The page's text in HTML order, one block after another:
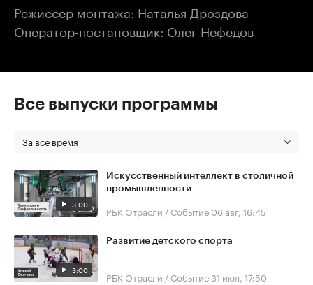
Режиссер монтажа: Наталья Дроздова
Оператор-постановщик: Олег Нефедов
Все выпуски программы
За все время
3:00
Искусственный интеллект в столичной
промышленности
РБК Отрасли / Событие 06 авг, 16:45
3:00
Развитие детского спорта
РБК Отрасли / Событие31 июл, 17:50